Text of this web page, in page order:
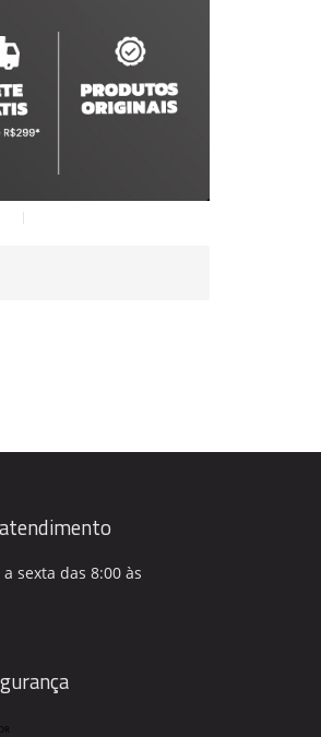
sexta das 8:00 às